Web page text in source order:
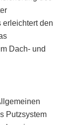
erleichtert den
Dach- und
Putzsystem